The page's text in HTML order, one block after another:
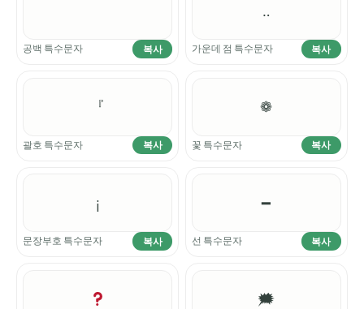
공백 특수문자 복사
‥
가운데 점 특수문자 복사
『
괄호 특수문자 복사
❁
꽃 특수문자 복사
¡
문장부호 특수문자 복사
━
선 특수문자 복사
🗯